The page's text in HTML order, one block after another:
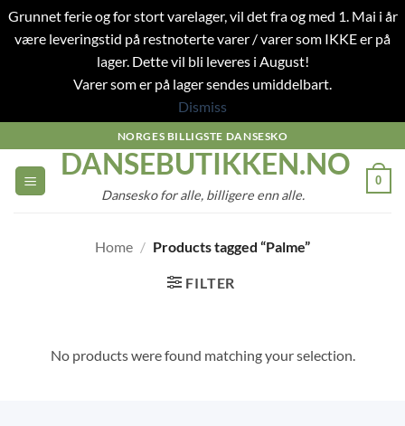
Grunnet ferie og for stort varelager, vil det fra og med 1. Mai i år
være leveringstid på restnoterte varer / varer som IKKE er på
lager. Dette vil bli leveres i August!
Varer som er på lager sendes umiddelbart.
Dismiss
to
content
NORGES BILLIGSTE DANSESKO
DANSEBUTIKKEN.NO
Dansesko for alle, billigere enn alle.
0
Home / Products tagged “Palme”
FILTER
No products were found matching your selection.